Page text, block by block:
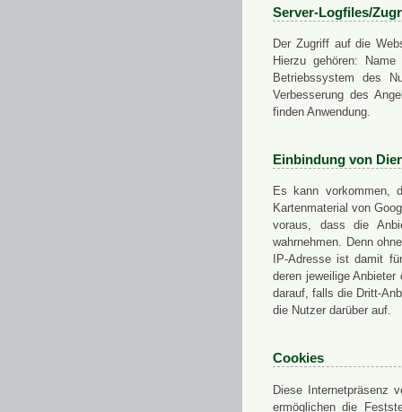
Server-Logfiles/
Der Zugriff auf die
Hierzu gehören:
Betriebssystem des
Verbesserung des
finden Anwendung.
Einbindung von
Es kann vorkommen,
Kartenmaterial von
voraus, dass die
wahrnehmen. Denn
IP-Adresse ist damit
deren jeweilige
darauf, falls die Dritt-
die Nutzer darüber auf.
Cookies
Diese Internetpräsenz
ermöglichen die